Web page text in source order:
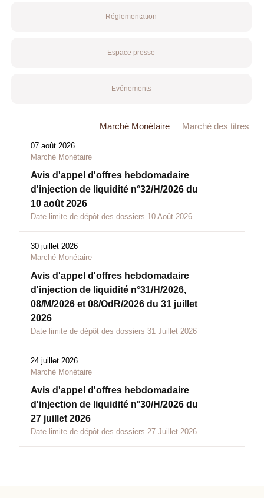
Réglementation
Espace presse
Evénements
Marché Monétaire Marché des titres
07 août 2026
Marché Monétaire
Avis d'appel d'offres hebdomadaire
d'injection de liquidité n°32/H/2026 du
10 août 2026
Date limite de dépôt des dossiers 10 Août 2026
30 juillet 2026
Marché Monétaire
Avis d'appel d'offres hebdomadaire
d'injection de liquidité n°31/H/2026,
08/M/2026 et 08/OdR/2026 du 31 juillet
2026
Date limite de dépôt des dossiers 31 Juillet 2026
24 juillet 2026
Marché Monétaire
Avis d'appel d'offres hebdomadaire
d'injection de liquidité n°30/H/2026 du
27 juillet 2026
Date limite de dépôt des dossiers 27 Juillet 2026